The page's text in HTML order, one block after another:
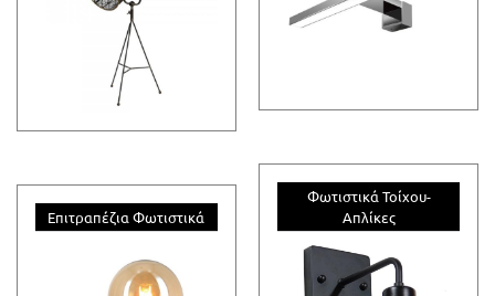
Επιτραπέζια Φωτιστικά
Φωτιστικά Τοίχου-
Απλίκες